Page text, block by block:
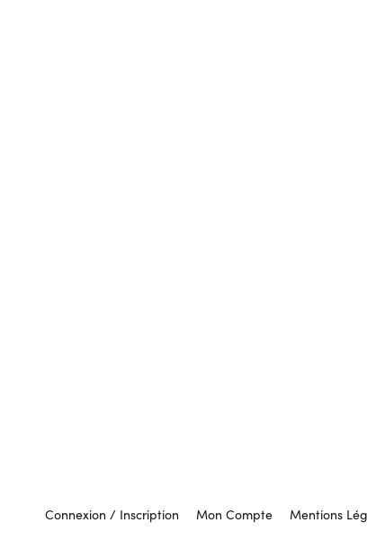
Connexion / Inscription Mon Compte Mentions